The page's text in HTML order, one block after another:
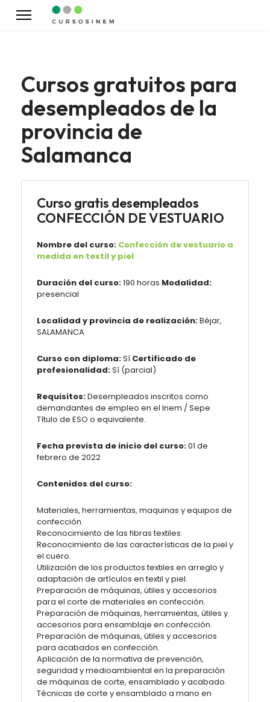
Cursos gratuitos para
desempleados de la
provincia de
Salamanca
Curso gratis desempleados
CONFECCIÓN DE VESTUARIO
Nombre del curso: Confección de vestuario a
medida en textil y piel
Duración del curso:190 horas Modalidad:
presencial
Localidad y provincia de realización:Béjar,
SALAMANCA
Curso con diploma:Sí Certificado de
profesionalidad:Sí (parcial)
Requisitos:Desempleados inscritos como
demandantes de empleo en el Inem / Sepe.
Título de ESO o equivalente.
Fecha prevista de inicio del curso:01 de
febrero de 2022
Contenidos del curso:
Materiales, herramientas, maquinas y equipos de
confección.
Reconocimiento de las fibras textiles.
Reconocimiento de las características de la piel y
el cuero.
Utilización de los productos textiles en arreglo y
adaptación de artículos en textil y piel.
Preparación de máquinas, útiles y accesorios
para el corte de materiales en confección.
Preparación de máquinas, herramientas, útiles y
accesorios para ensamblaje en confección.
Preparación de máquinas, útiles y accesorios
para acabados en confección.
Aplicación de la normativa de prevención,
seguridad y medioambiental en la preparación
de máquinas de corte, ensamblado y acabado.
Técnicas de corte y ensamblado a mano en